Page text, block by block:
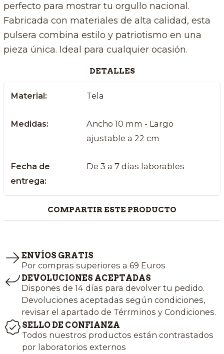
perfecto para mostrar tu orgullo nacional.
Fabricada con materiales de alta calidad, esta
pulsera combina estilo y patriotismo en una
pieza única. Ideal para cualquier ocasión.
DETALLES
Material: Tela
Medidas:
Ancho 10 mm - Largo
ajustable a 22 cm
Fecha de
entrega:
De 3 a 7 días laborables
COMPARTIR ESTE PRODUCTO
ENVÍOS GRATIS
Por compras superiores a 69 Euros
DEVOLUCIONES ACEPTADAS
Dispones de 14 días para devolver tu pedido.
Devoluciones aceptadas según condiciones,
revisar el apartado de Térrminos y Condiciones.
SELLO DE CONFIANZA
Todos nuestros productos están contrastados
por laboratorios externos